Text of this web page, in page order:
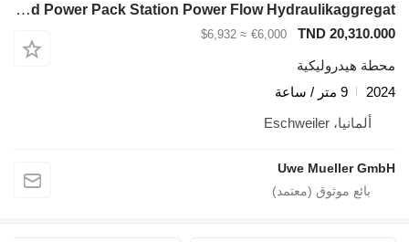
Rhino Red Power Pack Station Power Flow Hydraulikaggregat
TND
€6,000
≈ $6,932
هيدروليكية
9 متر / ساعة
ألمانيا، Eschweiler
Uwe Mueller